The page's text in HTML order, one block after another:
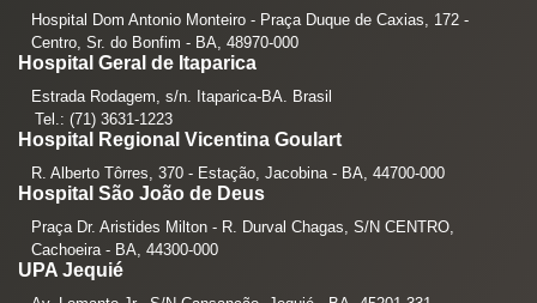
Hospital Dom Antonio Monteiro - Praça Duque de Caxias, 172 -
Centro, Sr. do Bonfim - BA, 48970-000
Hospital Geral de Itaparica
Estrada Rodagem, s/n. Itaparica-BA. Brasil
Tel.: (71) 3631-1223
Hospital Regional Vicentina Goulart
R. Alberto Tôrres, 370 - Estação, Jacobina - BA, 44700-000
Hospital São João de Deus
Praça Dr. Aristides Milton - R. Durval Chagas, S/N CENTRO,
Cachoeira - BA, 44300-000
UPA Jequié